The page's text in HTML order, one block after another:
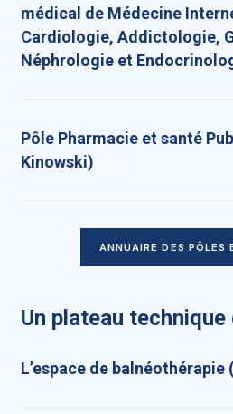
médical de Médecine
Cardiologie, Addictologie,
Néphrologie et
Pôle Pharmacie et santé
Kinowski)
ANNUAIRE DES PÔLES
Un plateau technique
L’espace de balnéothérapie